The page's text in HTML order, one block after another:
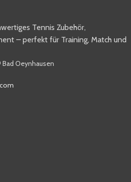
Tennis Zubehör,
– perfekt für Training, Match und
Oeynhausen